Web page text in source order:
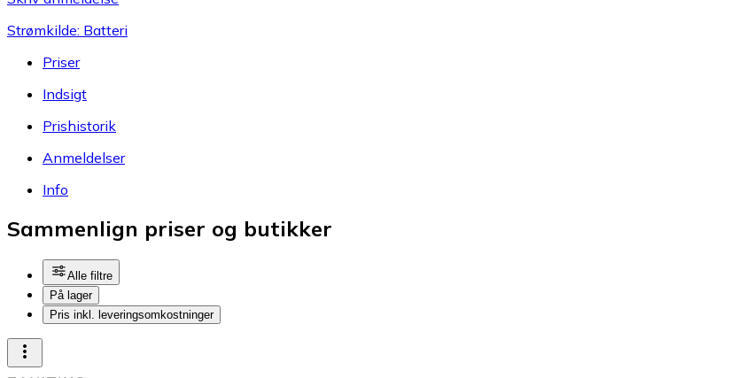
Strømkilde: Batteri
Priser
Indsigt
Prishistorik
Anmeldelser
Info
Sammenlign priser og butikker
Alle filtre
På lager
Pris inkl. leveringsomkostninger